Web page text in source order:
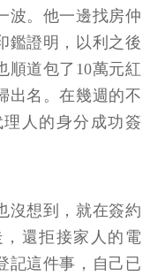
波。他一邊找房仲
鑑證明，以利之後
順道包了10萬元紅
出名。在幾週的不
人的身分成功簽
沒想到，就在簽約
還拒接家人的電
記這件事，自己已